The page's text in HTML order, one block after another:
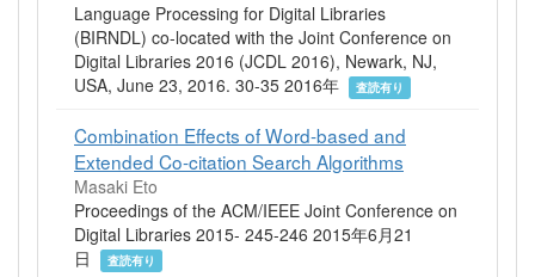
Language Processing for Digital Libraries
(BIRNDL) co-located with the Joint Conference on
Digital Libraries 2016 (JCDL 2016), Newark, NJ,
USA, June 23, 2016. 30-35 2016年
査読有り
Combination Effects of Word-based and
Extended Co-citation Search Algorithms
Masaki Eto
Proceedings of the ACM/IEEE Joint Conference on
Digital Libraries 2015- 245-246 2015年6月21
日
査読有り